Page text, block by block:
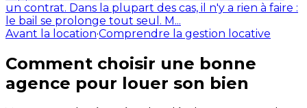
un contrat. Dans la plupart des cas, il n'y a rien à faire :
le bail se prolonge tout seul. M...
Avant la location·Comprendre la gestion locative
Comment choisir une bonne
agence pour louer son bien